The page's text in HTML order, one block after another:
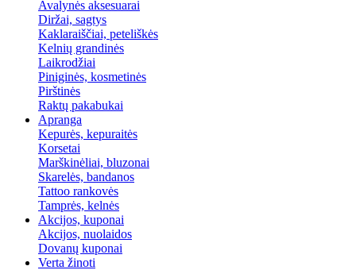
Avalynės aksesuarai
Diržai, sagtys
Kaklaraiščiai, peteliškės
Kelnių grandinės
Laikrodžiai
Piniginės, kosmetinės
Pirštinės
Raktų pakabukai
Apranga
Kepurės, kepuraitės
Korsetai
Marškinėliai, bluzonai
Skarelės, bandanos
Tattoo rankovės
Tamprės, kelnės
Akcijos, kuponai
Akcijos, nuolaidos
Dovanų kuponai
Verta žinoti